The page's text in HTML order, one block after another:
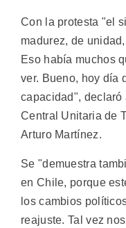
Con la protesta "el
madurez, de
Eso había muchos
ver. Bueno, hoy día
capacidad", declaró
Central Unitaria de
Arturo Martínez.
Se "demuestra
en Chile, porque
los cambios
reajuste. Tal vez